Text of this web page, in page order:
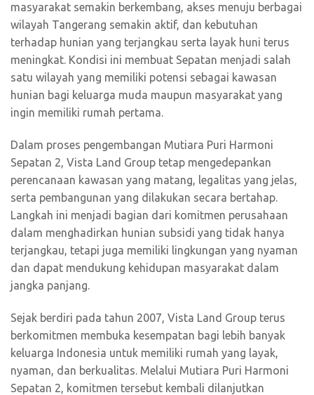
masyarakat semakin berkembang, akses menuju berbagai
wilayah Tangerang semakin aktif, dan kebutuhan
terhadap hunian yang terjangkau serta layak huni terus
meningkat. Kondisi ini membuat Sepatan menjadi salah
satu wilayah yang memiliki potensi sebagai kawasan
hunian bagi keluarga muda maupun masyarakat yang
ingin memiliki rumah pertama.
Dalam proses pengembangan Mutiara Puri Harmoni
Sepatan 2, Vista Land Group tetap mengedepankan
perencanaan kawasan yang matang, legalitas yang jelas,
serta pembangunan yang dilakukan secara bertahap.
Langkah ini menjadi bagian dari komitmen perusahaan
dalam menghadirkan hunian subsidi yang tidak hanya
terjangkau, tetapi juga memiliki lingkungan yang nyaman
dan dapat mendukung kehidupan masyarakat dalam
jangka panjang.
Sejak berdiri pada tahun 2007, Vista Land Group terus
berkomitmen membuka kesempatan bagi lebih banyak
keluarga Indonesia untuk memiliki rumah yang layak,
nyaman, dan berkualitas. Melalui Mutiara Puri Harmoni
Sepatan 2, komitmen tersebut kembali dilanjutkan